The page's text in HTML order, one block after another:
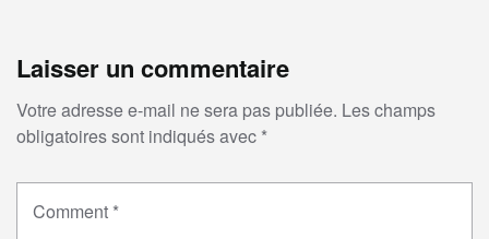
Laisser un commentaire
Votre adresse e-mail ne sera pas publiée. Les champs
obligatoires sont indiqués avec *
Comment *